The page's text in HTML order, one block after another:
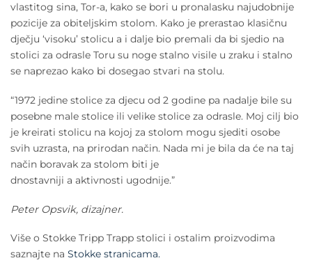
vlastitog sina, Tor-a, kako se bori u pronalasku najudobnije
pozicije za obiteljskim stolom. Kako je prerastao klasičnu
dječju ‘visoku’ stolicu a i dalje bio premali da bi sjedio na
stolici za odrasle Toru su noge stalno visile u zraku i stalno
se naprezao kako bi dosegao stvari na stolu.
“1972 jedine stolice za djecu od 2 godine pa nadalje bile su
posebne male stolice ili velike stolice za odrasle. Moj cilj bio
je kreirati stolicu na kojoj za stolom mogu sjediti osobe
svih uzrasta, na prirodan način. Nada mi je bila da će na taj
način boravak za stolom biti je
dnostavniji a aktivnosti ugodnije.”
Peter Opsvik, dizajner.
Više o Stokke Tripp Trapp stolici i ostalim proizvodima
saznajte na Stokke stranicama.